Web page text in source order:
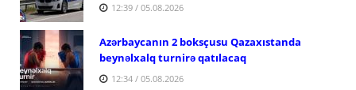
12:39 / 05.08.2026
Azərbaycanın 2 boksçusu Qazaxıstanda
beynəlxalq turnirə qatılacaq
12:34 / 05.08.2026